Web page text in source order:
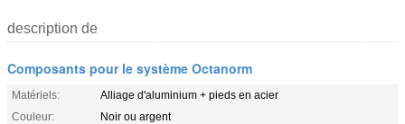
description de
Composants pour le système Octanorm
Matériels:
Alliage d'aluminium + pieds en acier
Couleur:
Noir ou argent